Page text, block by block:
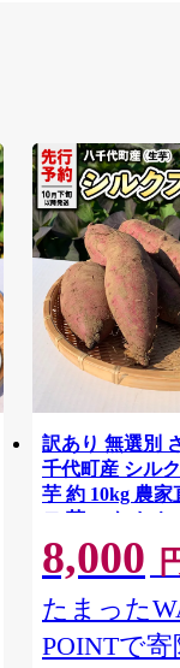
訳あり 無選別
千代町産 シル
芋 約 10kg 農家
モ 芋 いも おや
秋 【 先行予約 2026年10月下
旬以降発送 】
8,000
たまった
POINTで寄